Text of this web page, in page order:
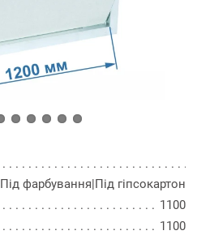
Під фарбування|Під гіпсокартон
1100
1100